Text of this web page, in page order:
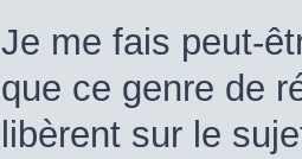
Je me fais peut-
que ce genre de
libèrent sur le